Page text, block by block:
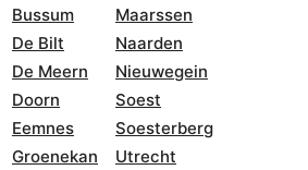
Bussum
Maarssen
De Bilt
Naarden
De Meern
Nieuwegein
Doorn
Soest
Eemnes
Soesterberg
Groenekan
Utrecht